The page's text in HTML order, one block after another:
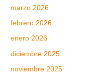
marzo 2026
febrero 2026
enero 2026
diciembre 2025
noviembre 2025